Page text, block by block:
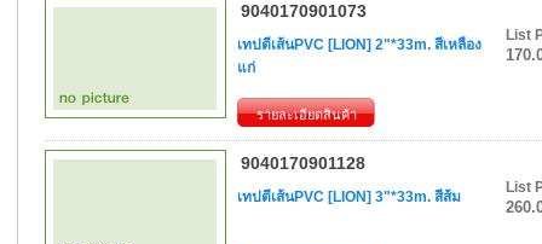
9040170901073
เทปตีเส้นPVC [LION] 2"*33m. สีเหลือง
แก่
รายละเอียดสินค้า
List
9040170901128
เทปตีเส้นPVC [LION] 3"*33m. สีส้ม
List